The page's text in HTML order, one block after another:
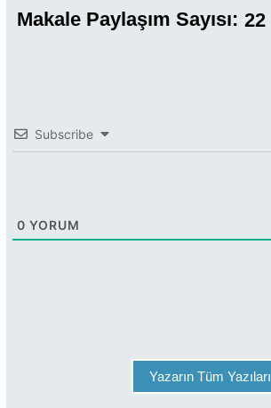
Makale Paylaşım Sayısı: 22
Subscribe
0 YORUM
Yazarın Tüm Yazıları